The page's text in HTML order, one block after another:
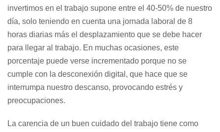
invertimos en el trabajo supone entre el 40-50% de nuestro
día, solo teniendo en cuenta una jornada laboral de 8
horas diarias más el desplazamiento que se debe hacer
para llegar al trabajo. En muchas ocasiones, este
porcentaje puede verse incrementado porque no se
cumple con la desconexión digital, que hace que se
interrumpa nuestro descanso, provocando estrés y
preocupaciones.
La carencia de un buen cuidado del trabajo tiene como